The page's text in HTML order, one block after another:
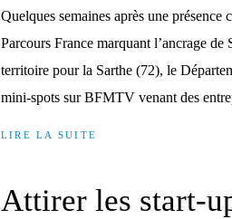
Quelques semaines après une présence
Parcours France marquant l’ancrage
territoire pour la Sarthe (72), le
mini-spots sur BFMTV venant des
LIRE LA SUITE
Attirer les start-